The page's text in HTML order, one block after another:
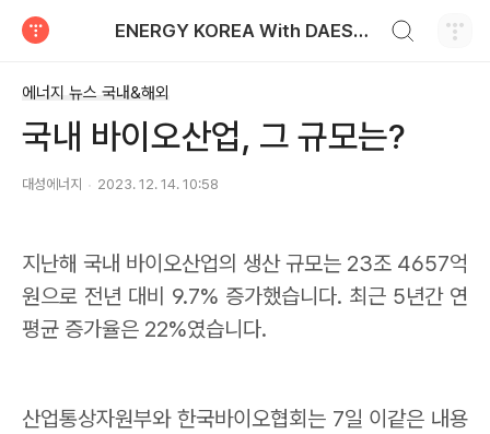
ENERGY KOREA With DAESUNG ENERGY
에너지 뉴스 국내&해외
국내 바이오산업, 그 규모는?
대성에너지 2023. 12. 14. 10:58
지난해 국내 바이오산업의 생산 규모는 23조 4657억
원으로 전년 대비 9.7% 증가했습니다. 최근 5년간 연
평균 증가율은 22%였습니다.
산업통상자원부와 한국바이오협회는 7일 이같은 내용